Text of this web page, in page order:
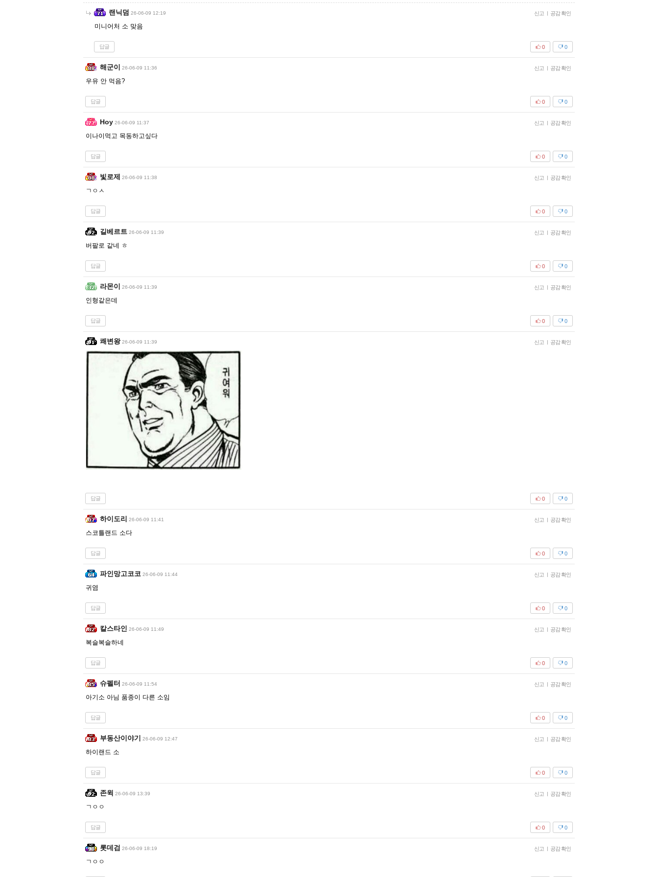
랜닉덤 26-06-09 12:19 신고 | 공감 확인
미니어처 소 맞음
답글 0
0
해군이 26-06-09 11:36 신고 | 공감 확인
우유 안 먹음?
답글 0
0
Hoy 26-06-09 11:37 신고 | 공감 확인
이나이먹고 목동하고싶다
답글 0
0
빛로제 26-06-09 11:38 신고 | 공감 확인
ㄱㅇㅅ
답글 0
0
길베르트 26-06-09 11:39 신고 | 공감 확인
버팔로 같네 ㅎ
답글 0
0
라몬이 26-06-09 11:39 신고 | 공감 확인
인형같은데
답글 0
0
쾌변왕 26-06-09 11:39 신고 | 공감 확인
답글 0
0
하이도리 26-06-09 11:41 신고 공감 확인
스코틀랜드 소다
답글 0
0
파인망고코코 26-06-09 11:44 신고 공감 확인
귀염
답글 0
0
칼스타인 26-06-09 11:49 신고 공감 확인
복슬복슬하네
답글 0
0
슈펠터 26-06-09 11:54 신고 공감 확인
아기소 아님 품종이 다른 소임
답글 0
0
부동산이야기 26-06-09 12:47 신고 공감 확인
하이랜드 소
답글 0
0
존윅 26-06-09 13:39 신고 공감 확인
ㄱㅇㅇ
답글 0
0
롯데검 26-06-09 18:19 신고 공감 확인
ㄱㅇㅇ